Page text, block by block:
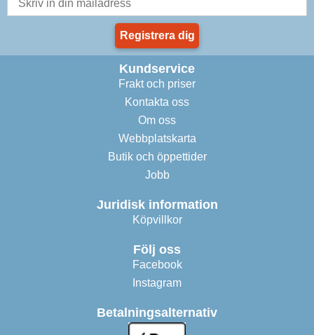
Registrera dig
Kundservice
Frakt och priser
Kontakta oss
Om oss
Webbplatskarta
Butik och öppettider
Jobb
Juridisk information
Köpvillkor
Följ oss
Facebook
Instagram
Betalningsalternativ